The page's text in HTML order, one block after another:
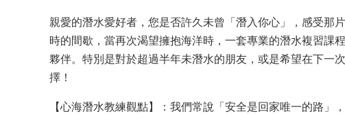
親愛的潛水愛好者，您是否許久未曾「潛入你心」，感受那
時的間歇，當再次渴望擁抱海洋時，一套專業的潛水複習課
夥伴。特別是對於超過半年未潛水的朋友，或是希望在下一
擇！
【心海潛水教練觀點】：我們常說「安全是回家唯一的路